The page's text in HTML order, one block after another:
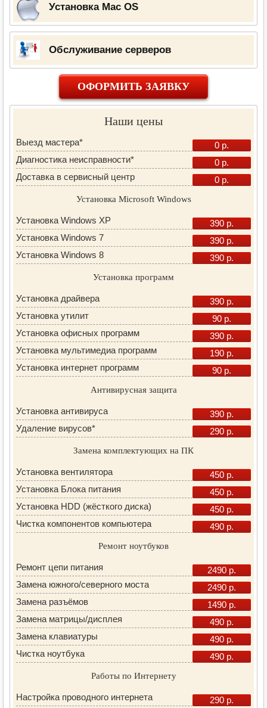
Установка Mac OS
Обслуживание серверов
ОФОРМИТЬ ЗАЯВКУ
Наши цены
Выезд мастера*
0 р.
Диагностика неисправности*
0 р.
Доставка в сервисный центр
0 р.
Установка Microsoft Windows
Установка Windows XP
390 р.
Установка Windows 7
390 р.
Установка Windows 8
390 р.
Установка программ
Установка драйвера
390 р.
Установка утилит
90 р.
Установка офисных программ
390 р.
Установка мультимедиа программ
190 р.
Установка интернет программ
90 р.
Антивирусная защита
Установка антивируса
390 р.
Удаление вирусов*
290 р.
Замена комплектующих на ПК
Установка вентилятора
450 р.
Установка Блока питания
450 р.
Установка HDD (жёсткого диска)
450 р.
Чистка компонентов компьютера
490 р.
Ремонт ноутбуков
Ремонт цепи питания
2490 р.
Замена южного/северного моста
2490 р.
Замена разъёмов
1490 р.
Замена матрицы/дисплея
490 р.
Замена клавиатуры
490 р.
Чистка ноутбука
490 р.
Работы по Интернету
Настройка проводного интернета 290 р.